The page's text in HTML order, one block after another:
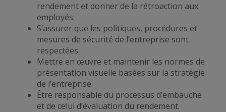
rendement et donner de la rétroaction aux
employés.
S’assurer que les politiques, procédures et
mesures de sécurité de l’entreprise sont
respectées.
Mettre en œuvre et maintenir les normes de
présentation visuelle basées sur la stratégie
de l’entreprise.
Être responsable du processus d’embauche
et de celui d’évaluation du rendement.